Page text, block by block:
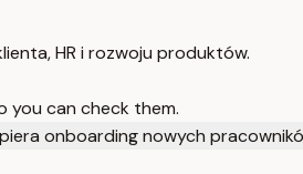
HR i rozwoju produktów.
can check them.
onboarding nowych